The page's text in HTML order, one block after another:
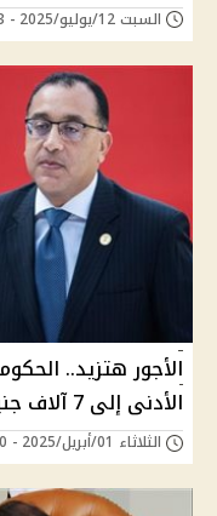
السبت 12/يوليو/2025 - 04:33 م
الأجور هتزيد..
الأدنى إلى 7 آلاف جنيه.. متى يبدأ التنفيذ؟
الثلاثاء 01/أبريل/2025 - 04:00 ص